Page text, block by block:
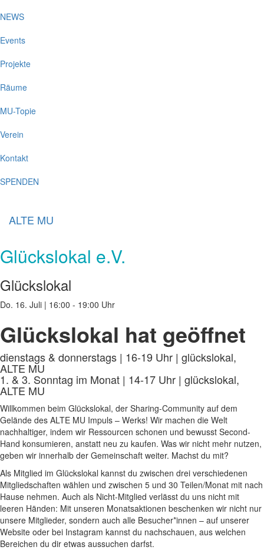
NEWS
Events
Projekte
Räume
MU-Topie
Verein
Kontakt
SPENDEN
ALTE MU
Glückslokal e.V.
Glückslokal
Do. 16. Juli | 16:00 - 19:00 Uhr
Glückslokal hat geöffnet
dienstags & donnerstags | 16-19 Uhr | glückslokal,
ALTE MU
1. & 3. Sonntag im Monat | 14-17 Uhr | glückslokal,
ALTE MU
Willkommen beim Glückslokal, der Sharing-Community auf dem
Gelände des ALTE MU Impuls – Werks! Wir machen die Welt
nachhaltiger, indem wir Ressourcen schonen und bewusst Second-
Hand konsumieren, anstatt neu zu kaufen. Was wir nicht mehr nutzen,
geben wir innerhalb der Gemeinschaft weiter. Machst du mit?
Als Mitglied im Glückslokal kannst du zwischen drei verschiedenen
Mitgliedschaften wählen und zwischen 5 und 30 Teilen/Monat mit nach
Hause nehmen. Auch als Nicht-Mitglied verlässt du uns nicht mit
leeren Händen: Mit unseren Monatsaktionen beschenken wir nicht nur
unsere Mitglieder, sondern auch alle Besucher*innen – auf unserer
Website oder bei Instagram kannst du nachschauen, aus welchen
Bereichen du dir etwas aussuchen darfst.